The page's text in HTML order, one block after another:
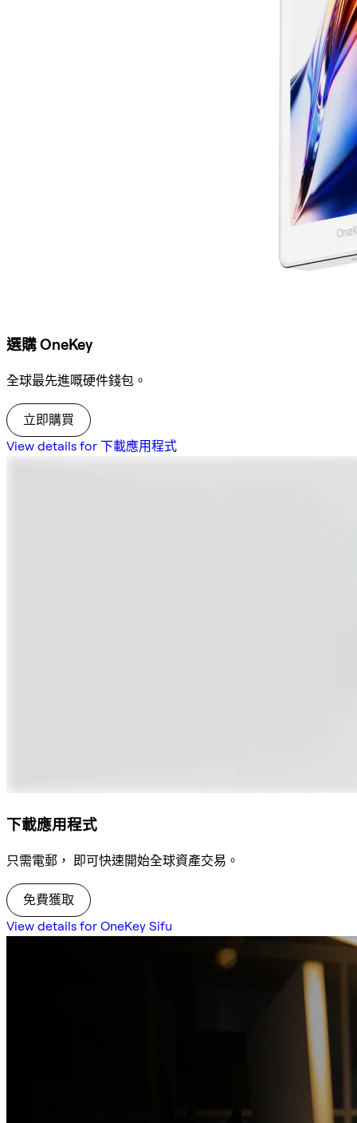
選購 OneKey
全球最先進嘅硬件錢包。
立即購買
View details for 下載應用程式
下載應用程式
只需電郵， 即可快速開始全球資產交易。
免費獲取
View details for OneKey Sifu